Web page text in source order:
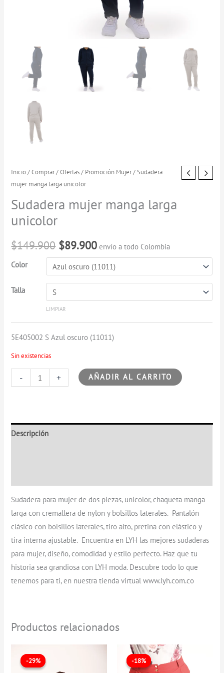
Inicio/Comprar/Ofertas/ Promoción Mujer/ Sudadera
mujer manga larga unicolor
Sudadera mujer manga larga
unicolor
$149.900
El
original
$149.900.
$89.900
El
$89.900.
envío a todo Colombia
Color
Talla
LIMPIAR
5E405002 S Azul oscuro (11011)
Sin existencias
-
Sudadera
mujer
manga
larga
unicolor
cantidad
+ AÑADIR AL CARRITO
Descripción
Sudadera para mujer de dos piezas, unicolor, chaqueta manga
larga con cremallera de nylon y bolsillos laterales. Pantalón
clásico con bolsillos laterales, tiro alto, pretina con elástico y
tira interna ajustable. Encuentra en LYH las mejores sudaderas
para mujer, diseño, comodidad y estilo perfecto. Haz que tu
historia sea grandiosa con LYH moda. Descubre todo lo que
tenemos para ti, en nuestra tienda virtual www.lyh.com.co
Productos relacionados
-29%
-29% precio
original
-18%
-18%
El
precio
original
El
precio
actual